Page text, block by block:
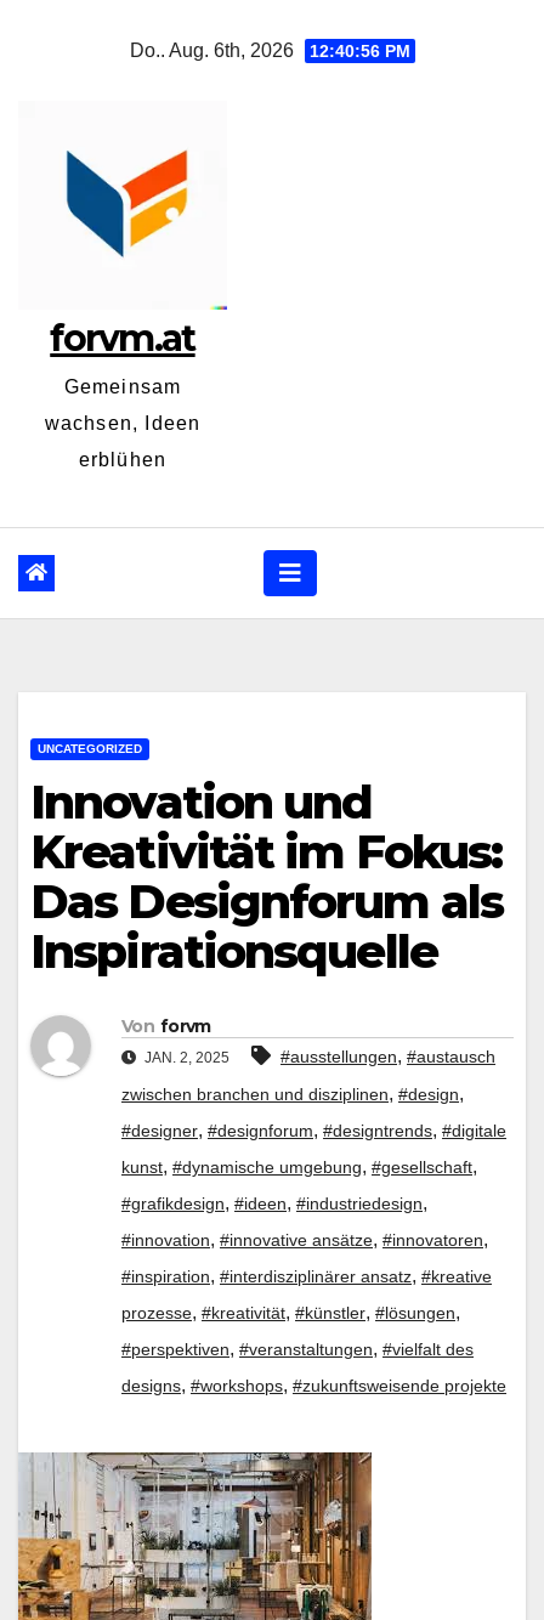
Do.. Aug. 6th, 2026 12:40:57 PM
forvm.at
Gemeinsam
wachsen, Ideen
erblühen
UNCATEGORIZED
Innovation und
Kreativität im Fokus:
Das Designforum als
Inspirationsquelle
Von forvm
JAN. 2, 2025 #ausstellungen, #austausch
zwischen branchen und disziplinen, #design,
#designer, #designforum, #designtrends, #digitale
kunst, #dynamische umgebung, #gesellschaft,
#grafikdesign, #ideen, #industriedesign,
#innovation, #innovative ansätze, #innovatoren,
#inspiration, #interdisziplinärer ansatz, #kreative
prozesse, #kreativität, #künstler, #lösungen,
#perspektiven, #veranstaltungen, #vielfalt des
designs, #workshops, #zukunftsweisende projekte